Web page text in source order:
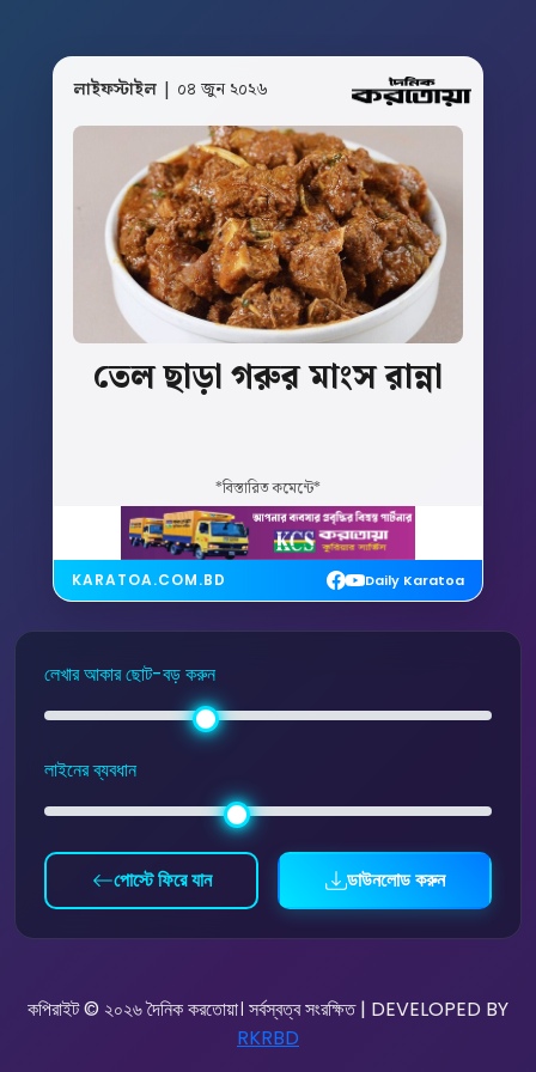
লাইফস্টাইল | ০৪ জুন ২০২৬
তেলছাড়াগরুরমাংসরান্না
*বিস্তারিত কমেন্টে*
KARATOA.COM.BD Daily Karatoa
লেখার আকার ছোট-বড় করুন
লাইনের ব্যবধান
পোস্টে ফিরে যান ডাউনলোড করুন
কপিরাইট © ২০২৬ দৈনিক করতোয়া। সর্বস্বত্ব সংরক্ষিত | DEVELOPED BY
RKRBD